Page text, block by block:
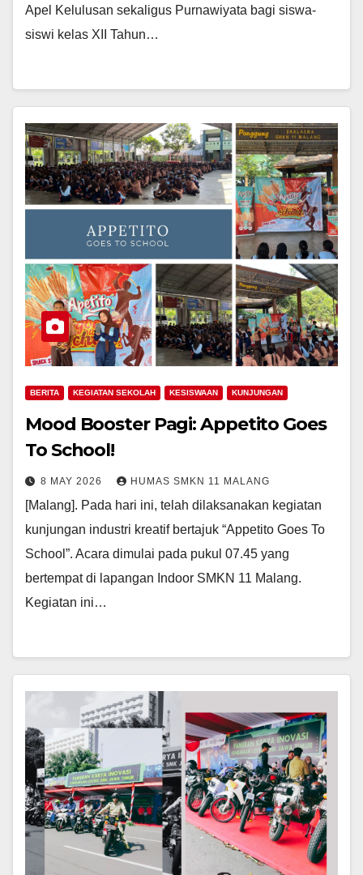
Apel Kelulusan sekaligus Purnawiyata bagi siswa-
siswi kelas XII Tahun…
BERITA KEGIATAN SEKOLAH KESISWAAN KUNJUNGAN
Mood Booster Pagi: Appetito Goes
To School!
8 MAY 2026 HUMAS SMKN 11 MALANG
[Malang]. Pada hari ini, telah dilaksanakan kegiatan
kunjungan industri kreatif bertajuk “Appetito Goes To
School”. Acara dimulai pada pukul 07.45 yang
bertempat di lapangan Indoor SMKN 11 Malang.
Kegiatan ini…